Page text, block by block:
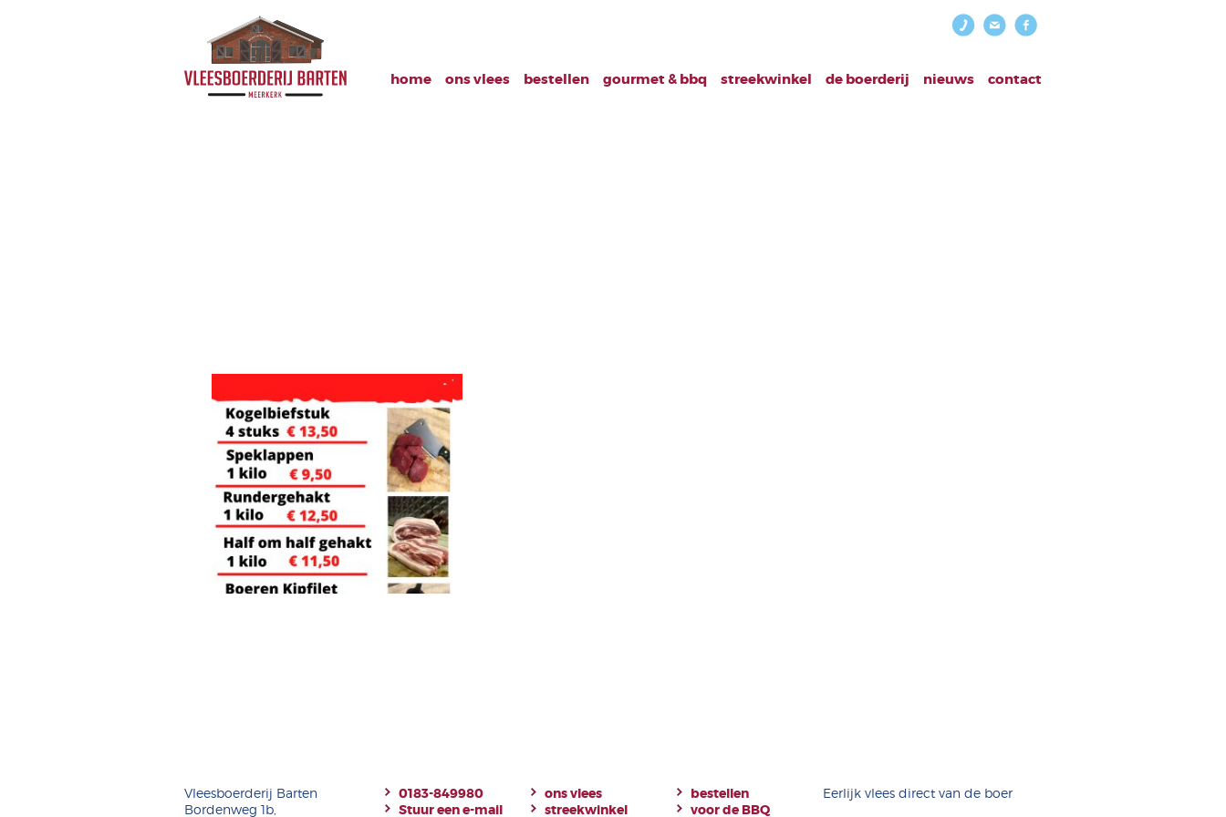
home ons vlees bestellen gourmet & bbq streekwinkel de boerderij nieuws contact
Vleesboerderij Barten
Bordenweg 1b,
0183-849980
Stuur een e-mail
ons vlees
streekwinkel
bestellen
voor de BBQ
Eerlijk vlees direct van de boer